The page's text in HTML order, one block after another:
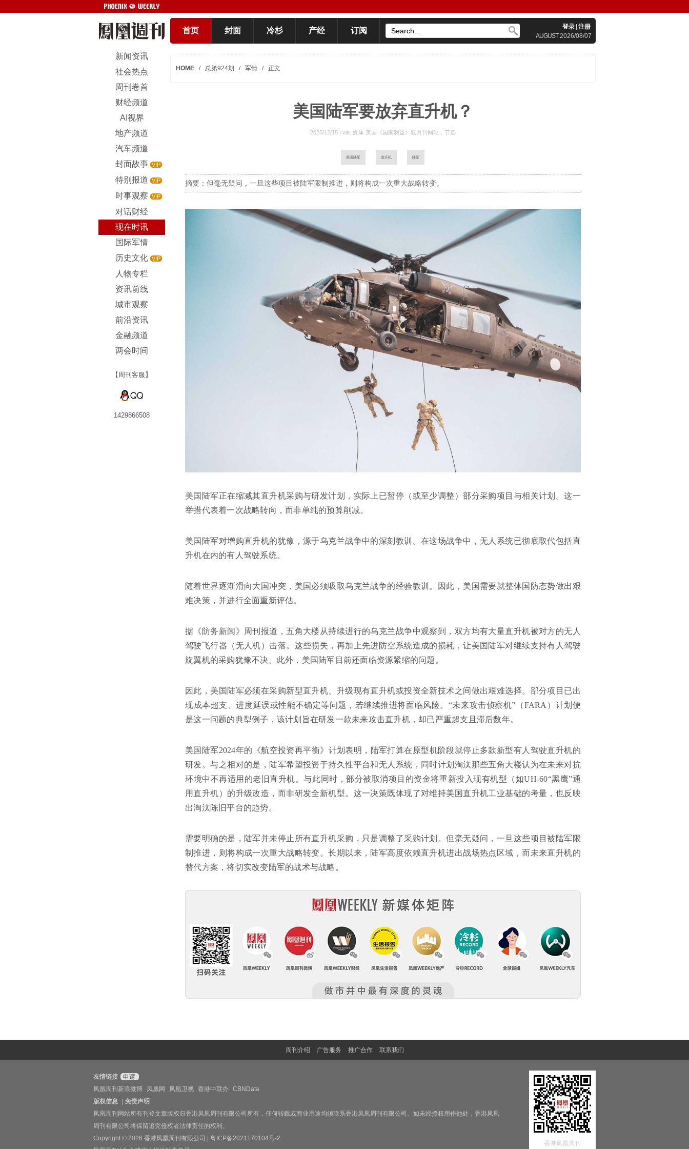
首页 封面 冷杉 产经 订阅 登录 注册
AUGUST2026/08/07
新闻资讯
社会热点
周刊卷首
财经频道
AI视界
地产频道
汽车频道
封面故事 VIP
特别报道 VIP
时事观察 VIP
对话财经
现在时讯
国际军情
历史文化 VIP
人物专栏
资讯前线
城市观察
前沿资讯
金融频道
两会时间
【周刊客服】
1429866508
HOME / 总第924期 / 军情 / 正文
美国陆军要放弃直升机？
2025/12/15 | via. 媒体 美国《国家利益》双月刊网站，节选
美国陆军 直升机 陆军
摘要：但毫无疑问，一旦这些项目被陆军限制推进，则将构成一次重大战略转变。
美国陆军正在缩减其直升机采购与研发计划，实际上已暂停（或至少调整）部分采购项目与相关计划。这一
举措代表着一次战略转向，而非单纯的预算削减。
美国陆军对增购直升机的犹豫，源于乌克兰战争中的深刻教训。在这场战争中，无人系统已彻底取代包括直
升机在内的有人驾驶系统。
随着世界逐渐滑向大国冲突，美国必须吸取乌克兰战争的经验教训。因此，美国需要就整体国防态势做出艰
难决策，并进行全面重新评估。
据《防务新闻》周刊报道，五角大楼从持续进行的乌克兰战争中观察到，双方均有大量直升机被对方的无人
驾驶飞行器（无人机）击落。这些损失，再加上先进防空系统造成的损耗，让美国陆军对继续支持有人驾驶
旋翼机的采购犹豫不决。此外，美国陆军目前还面临资源紧缩的问题。
因此，美国陆军必须在采购新型直升机、升级现有直升机或投资全新技术之间做出艰难选择。部分项目已出
现成本超支、进度延误或性能不确定等问题，若继续推进将面临风险。“未来攻击侦察机”（FARA）计划便
是这一问题的典型例子，该计划旨在研发一款未来攻击直升机，却已严重超支且滞后数年。
美国陆军2024年的《航空投资再平衡》计划表明，陆军打算在原型机阶段就停止多款新型有人驾驶直升机的
研发。与之相对的是，陆军希望投资于持久性平台和无人系统，同时计划淘汰那些五角大楼认为在未来对抗
环境中不再适用的老旧直升机。与此同时，部分被取消项目的资金将重新投入现有机型（如UH-60“黑鹰”通
用直升机）的升级改造，而非研发全新机型。这一决策既体现了对维持美国直升机工业基础的考量，也反映
出淘汰陈旧平台的趋势。
需要明确的是，陆军并未停止所有直升机采购，只是调整了采购计划。但毫无疑问，一旦这些项目被陆军限
制推进，则将构成一次重大战略转变。长期以来，陆军高度依赖直升机进出战场热点区域，而未来直升机的
替代方案，将切实改变陆军的战术与战略。
周刊介绍 广告服务 推广合作 联系我们
友情链接
申请
凤凰周刊新浪微博
凤凰网 凤凰卫视 香港中联办 CBNData
版权信息
免责声明
凤凰周刊网站所有刊登文章版权归香港凤凰周刊有限公司所有，任何转载或商业用途均须联系香港凤凰周刊有限公司。如未经授权用作他处，香港凤凰
周刊有限公司将保留追究侵权者法律责任的权利。
Copyright © 2026 香港凤凰周刊有限公司 | 粤ICP备2021170104号-2
香港凤凰周刊